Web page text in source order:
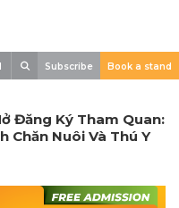
Subscribe Book a stand
Đăng Ký Tham Quan:
Chăn Nuôi Và Thú Y